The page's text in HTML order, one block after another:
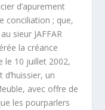
d’apurement
conciliation ; que,
sieur JAFFAR
la créance
le 10 juillet 2002,
d’huissier, un
avec offre de
les pourparlers